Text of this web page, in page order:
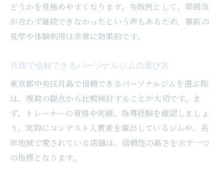
どうかを見極めやすくなります。失敗例として、雰囲気
が合わず継続できなかったという声もあるため、事前の
見学や体験利用は非常に効果的です。
月島で信頼できるパーソナルジムの選び方
東京都中央区月島で信頼できるパーソナルジムを選ぶ際
は、複数の観点から比較検討することが大切です。ま
ず、トレーナーの資格や実績、指導経験を確認しましょ
う。実際にコンテスト入賞者を輩出しているジムや、長
年地域で愛されている店舗は、信頼性の高さを示す一つ
の指標となります。